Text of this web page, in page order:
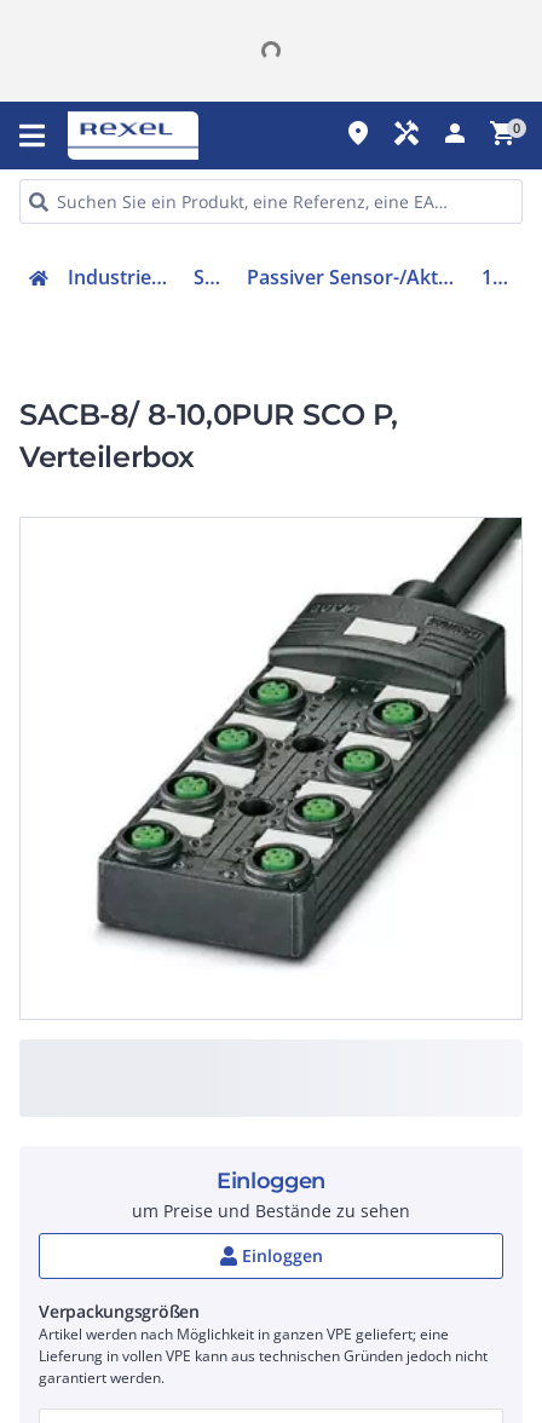
place handyman person shopping_cart0
Industriekomponenten Sensorik Passiver Sensor-/Aktor-Verteiler (mit Leitung) 1452521
SACB-8/ 8-10,0PUR SCO P,
Verteilerbox
Einloggen
um Preise und Bestände zu sehen
Einloggen
Verpackungsgrößen
Artikel werden nach Möglichkeit in ganzen VPE geliefert; eine
Lieferung in vollen VPE kann aus technischen Gründen jedoch nicht
garantiert werden.